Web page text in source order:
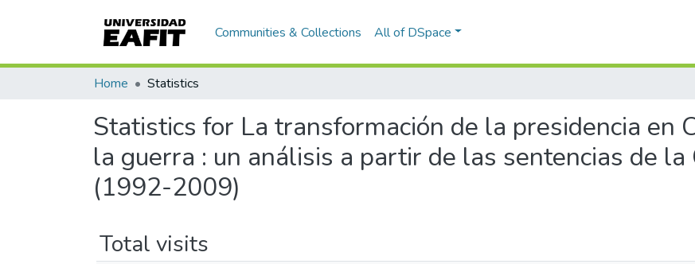
Communities & Collections All of DSpace
Home Statistics
Statistics for La transformación de la presidencia en
la guerra : un análisis a partir de las sentencias de
(1992-2009)
Total visits